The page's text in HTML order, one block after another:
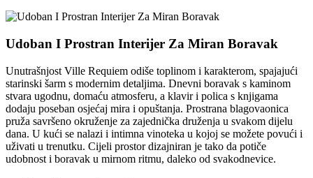
Udoban I Prostran Interijer Za Miran Boravak
Unutrašnjost Ville Requiem odiše toplinom i karakterom, spajajući
starinski šarm s modernim detaljima. Dnevni boravak s kaminom
stvara ugodnu, domaću atmosferu, a klavir i polica s knjigama
dodaju poseban osjećaj mira i opuštanja. Prostrana blagovaonica
pruža savršeno okruženje za zajednička druženja u svakom dijelu
dana. U kući se nalazi i intimna vinoteka u kojoj se možete povući i
uživati u trenutku. Cijeli prostor dizajniran je tako da potiče
udobnost i boravak u mirnom ritmu, daleko od svakodnevice.